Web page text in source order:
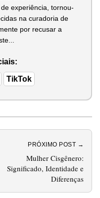
experiência, tornou-
na curadoria de
por recusar a
TikTok
PRÓXIMO POST →
Mulher Cisgênero:
Significado, Identidade e
Diferenças